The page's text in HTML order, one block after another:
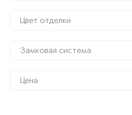
Цвет отделки
Замковая система
Цена